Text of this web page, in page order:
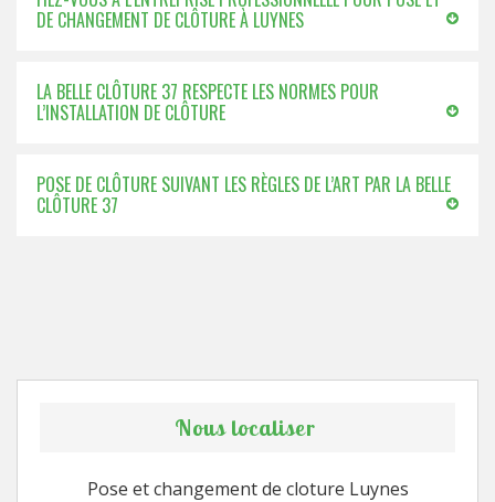
DE CHANGEMENT DE CLÔTURE À LUYNES
LA BELLE CLÔTURE 37 RESPECTE LES NORMES POUR
L’INSTALLATION DE CLÔTURE
POSE DE CLÔTURE SUIVANT LES RÈGLES DE L’ART PAR LA BELLE
CLÔTURE 37
Nous localiser
Pose et changement de cloture Luynes